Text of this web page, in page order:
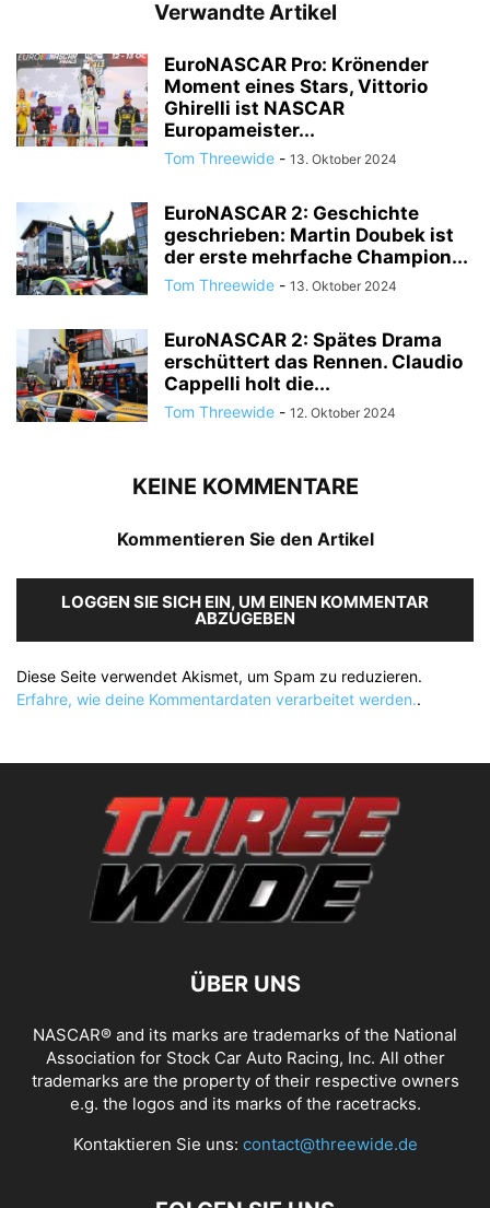
Verwandte Artikel
EuroNASCAR Pro: Krönender
Moment eines Stars, Vittorio
Ghirelli ist NASCAR
Europameister...
Tom Threewide - 13. Oktober 2024
EuroNASCAR 2: Geschichte
geschrieben: Martin Doubek ist
der erste mehrfache Champion...
Tom Threewide - 13. Oktober 2024
EuroNASCAR 2: Spätes Drama
erschüttert das Rennen. Claudio
Cappelli holt die...
Tom Threewide - 12. Oktober 2024
KEINE KOMMENTARE
Kommentieren Sie den Artikel
LOGGEN SIE SICH EIN, UM EINEN KOMMENTAR
ABZUGEBEN
Diese Seite verwendet Akismet, um Spam zu reduzieren.
Erfahre, wie deine Kommentardaten verarbeitet werden..
ÜBER UNS
NASCAR® and its marks are trademarks of the National
Association for Stock Car Auto Racing, Inc. All other
trademarks are the property of their respective owners
e.g. the logos and its marks of the racetracks.
Kontaktieren Sie uns: contact@threewide.de